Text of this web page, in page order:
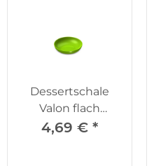
Dessertschale
Valon flach
grasgrün
4,69 € *